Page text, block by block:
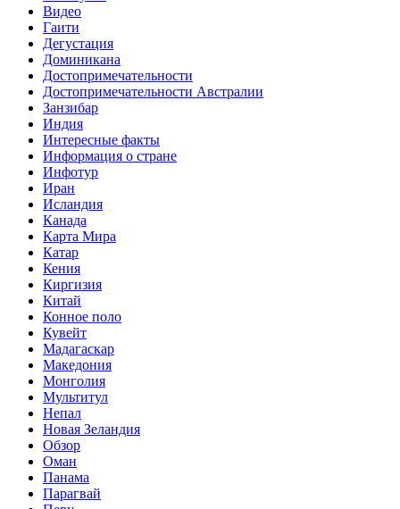
Видео
Гаити
Дегустация
Доминикана
Достопримечательности
Достопримечательности Австралии
Занзибар
Индия
Интересные факты
Информация о стране
Инфотур
Иран
Исландия
Канада
Карта Мира
Катар
Кения
Киргизия
Китай
Конное поло
Кувейт
Мадагаскар
Македония
Монголия
Мультитул
Непал
Новая Зеландия
Обзор
Оман
Панама
Парагвай